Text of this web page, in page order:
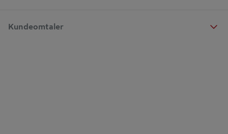
Kundeomtaler